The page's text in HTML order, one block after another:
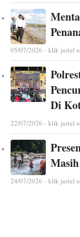
05/07/2026 - klik judul
Di
22/07/2026 - klik judul
24/07/2026 - klik judul